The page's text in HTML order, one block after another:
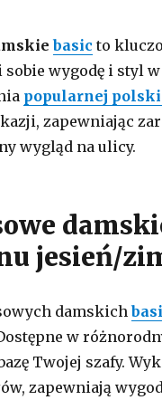
basic to
sobie wygodę i styl
popularnej
zapewniając
wygląd na ulicy.
jesień/
damskich
w
Twojej szafy.
zapewniają